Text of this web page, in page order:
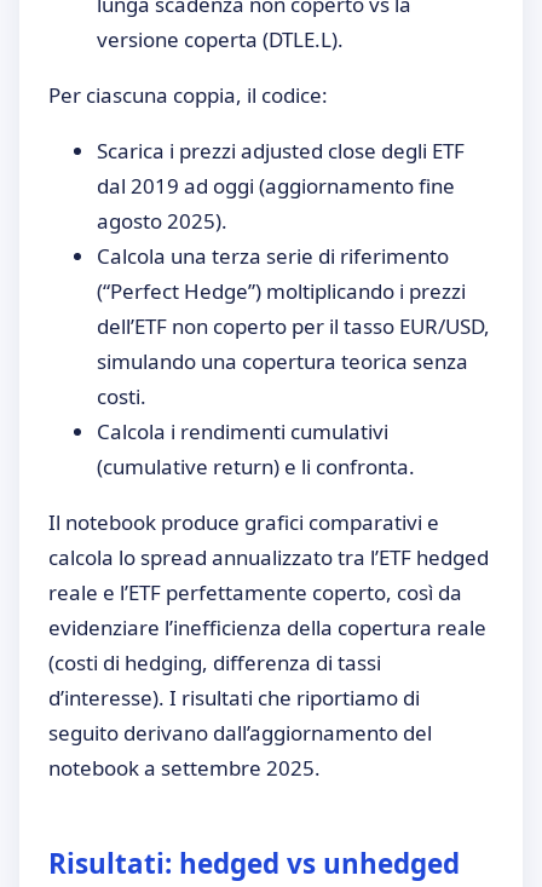
versione coperta (DTLE.L).
Per ciascuna coppia, il codice:
Scarica i prezzi adjusted close degli ETF
dal 2019 ad oggi (aggiornamento fine
agosto 2025).
Calcola una terza serie di riferimento
(“Perfect Hedge”) moltiplicando i prezzi
dell’ETF non coperto per il tasso EUR/USD,
simulando una copertura teorica senza
costi.
Calcola i rendimenti cumulativi
(cumulative return) e li confronta.
Il notebook produce grafici comparativi e
calcola lo spread annualizzato tra l’ETF hedged
reale e l’ETF perfettamente coperto, così da
evidenziare l’inefficienza della copertura reale
(costi di hedging, differenza di tassi
d’interesse). I risultati che riportiamo di
seguito derivano dall’aggiornamento del
notebook a settembre 2025.
Risultati: hedged vs unhedged